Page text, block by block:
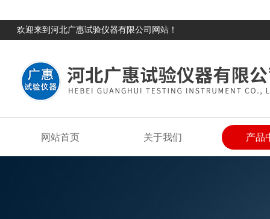
欢迎来到河北广惠试验仪器有限公司网站！
网站首页 关于我们 产品